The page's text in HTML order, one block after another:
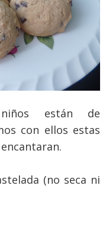
están de
con ellos estas
(no seca ni